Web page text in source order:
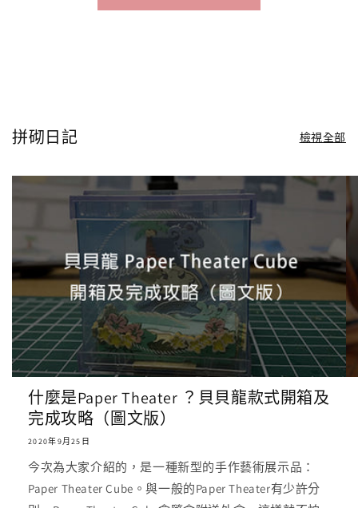
拼砌日記 檢視全部
什麼是Paper Theater ？貝貝龍款式開箱及
完成攻略（圖文版）
2020年9月25日
今次為大家介紹的，是一種新型的手作藝術展示品：
Paper Theater Cube。與一般的Paper Theater有少許分